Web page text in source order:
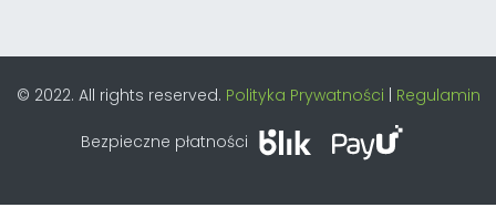
© 2022. All rights reserved. Polityka Prywatności | Regulamin
Bezpieczne płatności